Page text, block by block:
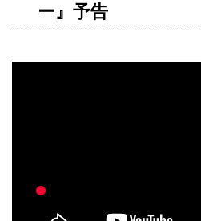
ー』予告